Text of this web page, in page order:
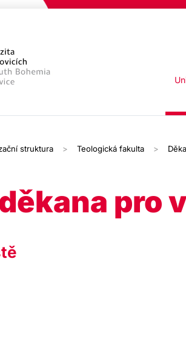
struktura Teologická fakulta
pro